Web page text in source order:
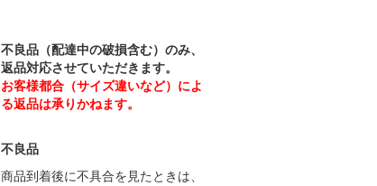
不良品（配達中の破損含む）のみ、
返品対応させていただきます。
お客様都合（サイズ違いなど）によ
る返品は承りかねます。
不良品
商品到着後に不具合を見たときは、